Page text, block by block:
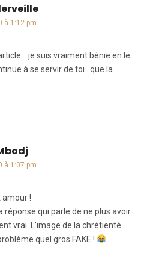
dit :
à 1:12 pm
.. je suis vraiment bénie en le
à se servir de toi.. que la
à 1:07 pm
amour !
réponse qui parle de ne plus avoir
vrai. L’image de la chrétienté
quel gros FAKE !